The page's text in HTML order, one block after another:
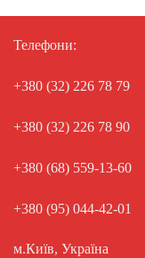
Телефони:
+380 (32) 226 78 79
+380 (32) 226 78 90
+380 (68) 559-13-60
+380 (95) 044-42-01
м.Київ, Україна